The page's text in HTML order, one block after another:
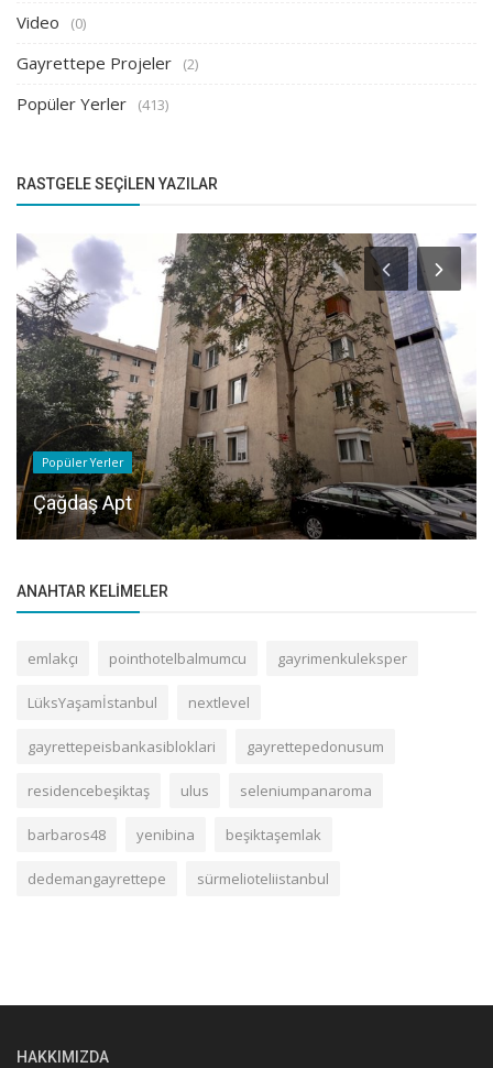
Video (0)
Gayrettepe Projeler (2)
Popüler Yerler (413)
RASTGELE SEÇILEN YAZILAR
Popüler Yerler
Çağdaş Apt
ANAHTAR KELIMELER
emlakçı pointhotelbalmumcu gayrimenkuleksper
LüksYaşamİstanbul nextlevel
gayrettepeisbankasibloklari gayrettepedonusum
residencebeşiktaş ulus seleniumpanaroma
barbaros48 yenibina beşiktaşemlak
dedemangayrettepe sürmelioteliistanbul
HAKKIMIZDA